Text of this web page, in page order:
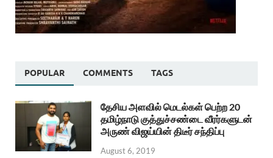
POPULAR COMMENTS TAGS
தேசிய அளவில் மெடல்கள் பெற்ற 20
தமிழ்நாடு குத்துச்சண்டை வீரர்களுடன்
அருண் விஜய்யின் திடீர் சந்திப்பு
August 6, 2019